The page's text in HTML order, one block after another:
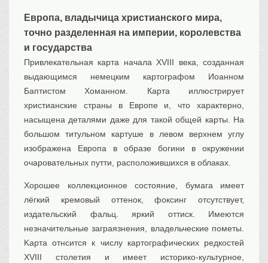
Выставочные экспонаты XVI-XIXв.
Досуг
Разное
Европа, владычица христианского мира,
точно разделенная на империи, королевства
и государства
Привлекательная карта начала XVIII века, созданная
выдающимся немецким картографом Иоанном
Баптистом Хоманном. Карта иллюстрирует
христианские страны в Европе и, что характерно,
насыщена деталями даже для такой общей карты. На
большом титульном картуше в левом верхнем углу
изображена Европa в образе богини в окружении
очаровательных путти, расположившихся в облаках.
Хорошее коллекционное состояние, бумага имеет
лёгкий кремовый оттенок, фоксинг отсутствует,
издательский фальц. яркий оттиск. Имеются
незначительные заграязнения, владельческие пометы.
Kарта отнсится к числу картографических редкостей
XVIII столетия и имеет историко-культурное,